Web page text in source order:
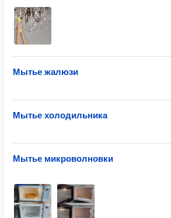
Мытье жалюзи
Мытье холодильника
Мытье микроволновки